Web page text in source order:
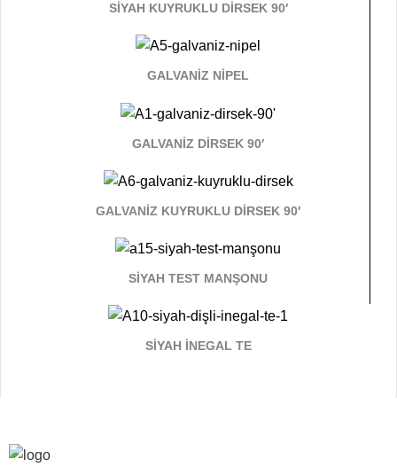
SİYAH KUYRUKLU DİRSEK 90′
GALVANİZ NİPEL
GALVANİZ DİRSEK 90′
GALVANİZ KUYRUKLU DİRSEK 90′
SİYAH TEST MANŞONU
SİYAH İNEGAL TE